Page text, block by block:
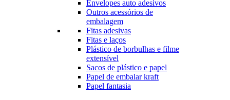
Envelopes auto adesivos
Outros acessórios de
embalagem
Fitas adesivas
Fitas e laços
Plástico de borbulhas e filme
extensível
Sacos de plástico e papel
Papel de embalar kraft
Papel fantasia